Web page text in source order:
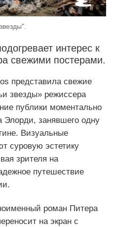
интерес к
свежими постерами.
представила свежие
звезды» режиссера
публики моментально
Элорди, занявшего одну
Визуальные
суровую эстетику
зрителя на
путешествие
роман Питера
на экран с